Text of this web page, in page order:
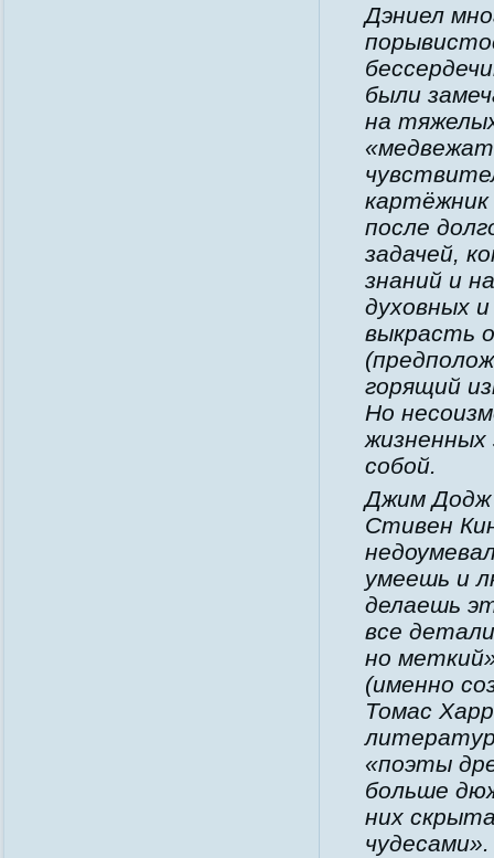
Дэниел
были
на
картёжник
после
задачей,
знаний и
духовных
выкрасть
горящий
Но
жизненных
собой.
Джим Додж
Стивен
умеешь и
делаешь
все
но
(именно
Томас
«поэты
больше
них
чудесами».